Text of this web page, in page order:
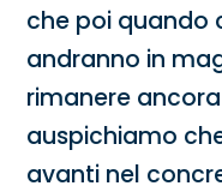
che poi quando
andranno in
rimanere
auspichiamo
avanti nel